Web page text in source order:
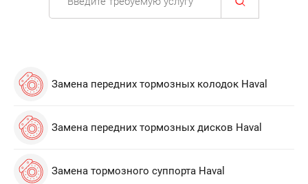
Замена передних тормозных колодок Haval
Замена передних тормозных дисков Haval
Замена тормозного суппорта Haval